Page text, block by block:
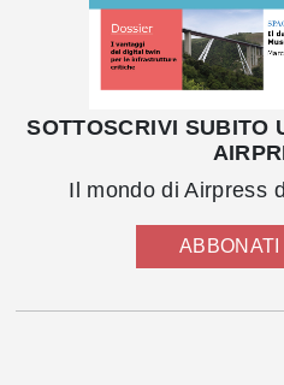
SOTTOSCRIVI SUBITO
Il mondo di Airpress